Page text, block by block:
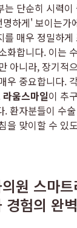
단순히 시력이
하게' 보이는가
를 매우 정밀하게
화합니다. 이는
아니라, 장기적
우 중요합니다.
라움스마일이 추
. 환자분들이 수
을 맞이할 수 있
원 스마
험의 완